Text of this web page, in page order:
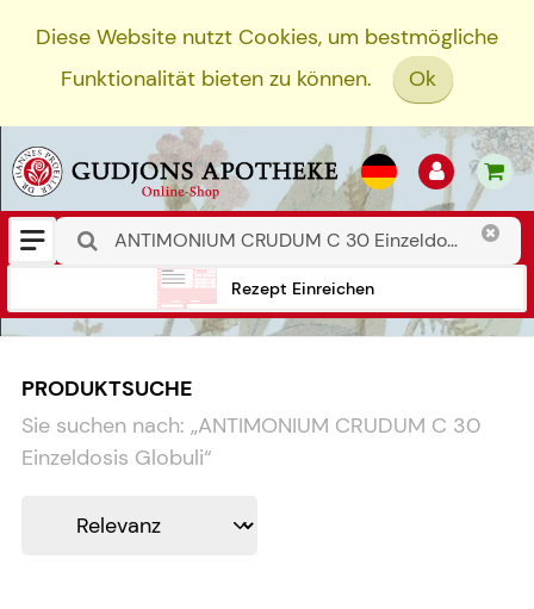
Diese Website nutzt Cookies, um bestmögliche
Funktionalität bieten zu können.
Ok
Rezept Einreichen
PRODUKTSUCHE
Sie suchen nach: „ANTIMONIUM CRUDUM C 30
Einzeldosis Globuli“